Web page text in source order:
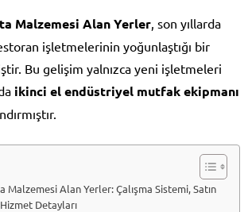
Malzemesi Alan Yerler , son yıllarda
işletmelerinin yoğunlaştığı bir
Bu gelişim yalnızca yeni işletmeleri
ikinci el endüstriyel mutfak ekipmanı
Malzemesi Alan Yerler: Çalışma Sistemi, Satın
Detayları